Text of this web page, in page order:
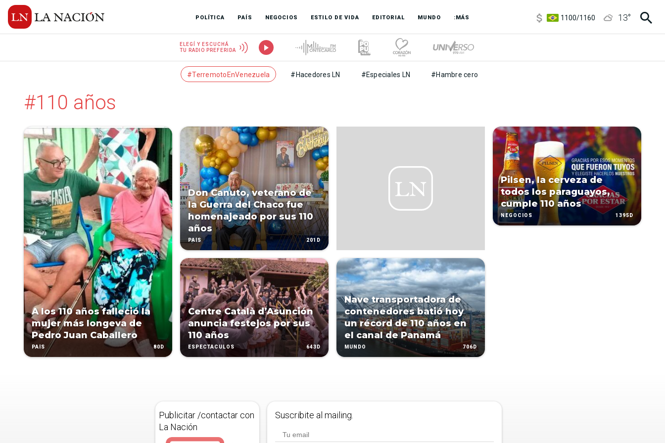
POLÍTICA PAÍS NEGOCIOS ESTILO DE VIDA EDITORIAL MUNDO :MÁS
1100/1160
13°
ELEGÍ Y ESCUCHÁ
TU RADIO PREFERIDA
#TerremotoEnVenezuela #Hacedores LN #Especiales LN #Hambre cero
#110 años
A los 110 años falleció la
mujer más longeva de
Pedro Juan Caballero
PAÍS 80D
Don Canuto, veterano de
la Guerra del Chaco fue
homenajeado por sus 110
años
PAÍS 201D
Centre Català d’Asunción
anuncia festejos por sus
110 años
ESPECTÁCULOS 643D
Nave transportadora de
contenedores batió hoy
un récord de 110 años en
el canal de Panamá
MUNDO 706D
Pilsen, la cerveza de
todos los paraguayos,
cumple 110 años
NEGOCIOS 1395D
Publicitar /contactar con
La Nación
Suscribite al mailing.